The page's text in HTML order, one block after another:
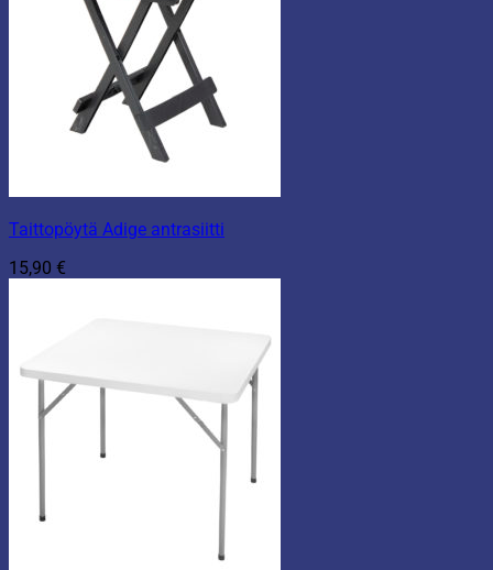
Taittopöytä Adige antrasiitti
15,90 €